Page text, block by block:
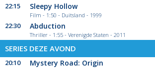
22:15 Sleepy Hollow
Film - 1:50 - Duitsland - 1999
22:30 Abduction
Thriller - 1:55 - Verenigde Staten - 2011
SERIES DEZE AVOND
20:10 Mystery Road: Origin